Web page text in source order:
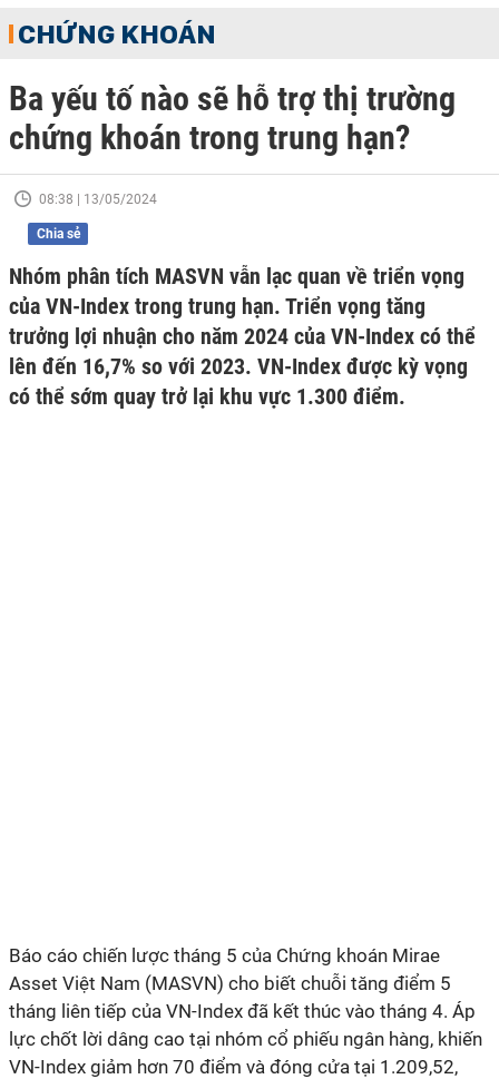
CHỨNG KHOÁN
Ba yếu tố nào sẽ hỗ trợ thị trường
chứng khoán trong trung hạn?
08:38 | 13/05/2024
Chia sẻ
Nhóm phân tích MASVN vẫn lạc quan về triển vọng
của VN-Index trong trung hạn. Triển vọng tăng
trưởng lợi nhuận cho năm 2024 của VN-Index có thể
lên đến 16,7% so với 2023. VN-Index được kỳ vọng
có thể sớm quay trở lại khu vực 1.300 điểm.
Báo cáo chiến lược tháng 5 của Chứng khoán Mirae
Asset Việt Nam (MASVN) cho biết chuỗi tăng điểm 5
tháng liên tiếp của VN-Index đã kết thúc vào tháng 4. Áp
lực chốt lời dâng cao tại nhóm cổ phiếu ngân hàng, khiến
VN-Index giảm hơn 70 điểm và đóng cửa tại 1.209,52,